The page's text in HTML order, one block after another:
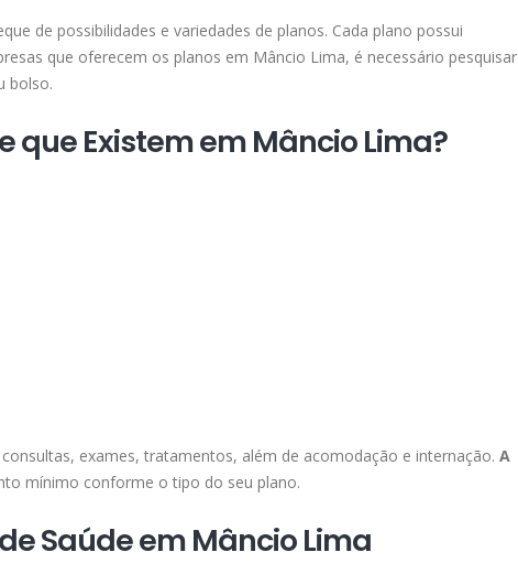
de possibilidades e variedades de planos. Cada plano possui
que oferecem os planos em Mâncio Lima, é necessário pesquisar
bolso.
que Existem em Mâncio Lima?
exames, tratamentos, além de acomodação e internação. A
mínimo conforme o tipo do seu plano.
Saúde em Mâncio Lima